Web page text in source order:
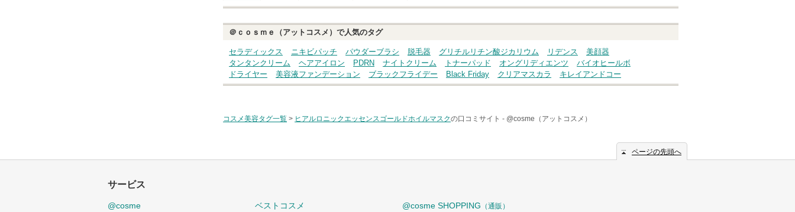
＠ｃｏｓｍｅ（アットコスメ）で人気のタグ
セラディックス ニキビパッチ パウダーブラシ 脱毛器 グリチルリチン酸ジカリウム リデンス
美顔器
タンタンクリーム
ヘアアイロン PDRN ナイトクリーム トナーパッド オングリディエンツ
バイオヒールボ
ドライヤー
美容液ファンデーション ブラックフライデー Black Friday クリアマスカラ キレイアンドコー
コスメ美容タグ一覧 > ヒアルロニックエッセンスゴールドホイルマスクの口コミサイト - @cosme（アットコスメ）
ページの先頭へ
サービス
@cosme
ベストコスメ
@cosme SHOPPING （通販）